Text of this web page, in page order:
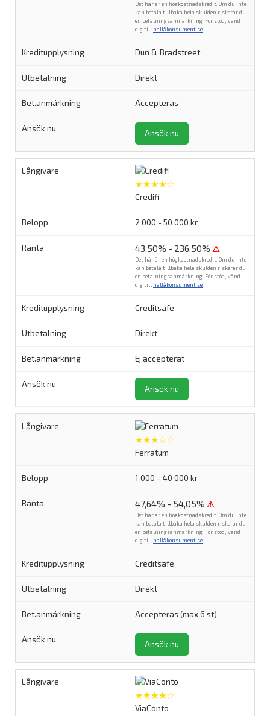
Det här är en högkostnadskredit. Om du inte
kan betala tillbaka hela skulden riskerar du
en betalningsanmärkning. För stöd, vänd
dig till hallåkonsument.se
Dun & Bradstreet
Direkt
Accepteras
Ansök nu
★★★★☆
Credifi
2 000 - 50 000 kr
43,50% - 236,50% ⚠
Det här är en högkostnadskredit. Om du inte
kan betala tillbaka hela skulden riskerar du
en betalningsanmärkning. För stöd, vänd
dig till hallåkonsument.se
Creditsafe
Direkt
Ej accepterat
Ansök nu
★★★☆☆
Ferratum
1 000 - 40 000 kr
47,64% - 54,05% ⚠
Det här är en högkostnadskredit. Om du inte
kan betala tillbaka hela skulden riskerar du
en betalningsanmärkning. För stöd, vänd
dig till hallåkonsument.se
Creditsafe
Direkt
Accepteras (max 6 st)
Ansök nu
★★★★☆
ViaConto